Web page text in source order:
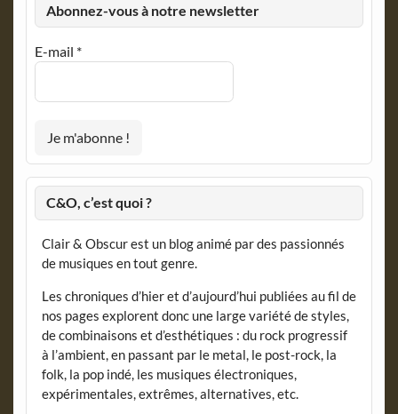
Abonnez-vous à notre newsletter
E-mail *
C&O, c’est quoi ?
Clair & Obscur est un blog animé par des passionnés
de musiques en tout genre.
Les chroniques d’hier et d’aujourd’hui publiées au fil de
nos pages explorent donc une large variété de styles,
de combinaisons et d’esthétiques : du rock progressif
à l’ambient, en passant par le metal, le post-rock, la
folk, la pop indé, les musiques électroniques,
expérimentales, extrêmes, alternatives, etc.